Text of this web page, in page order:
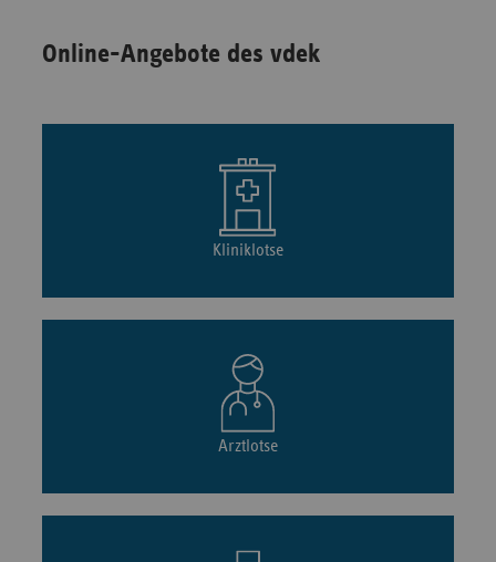
Online-Angebote des vdek
Kliniklotse
Arztlotse